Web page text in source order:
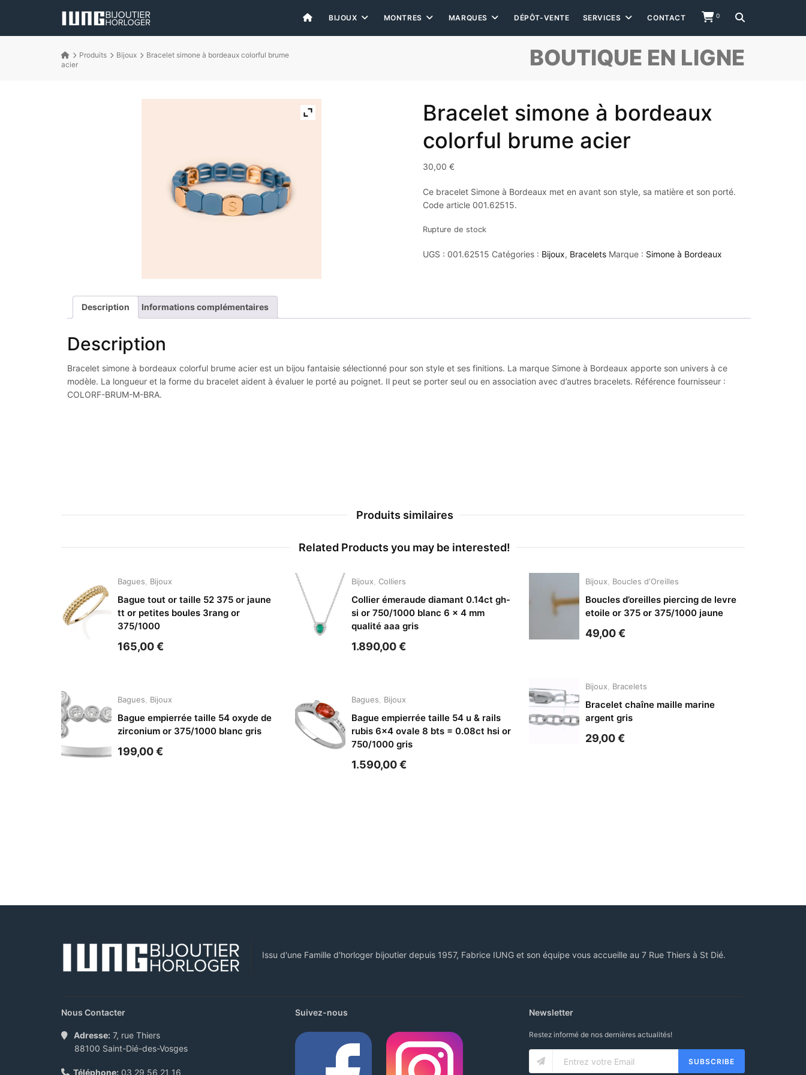
0
BIJOUX MONTRES MARQUES DÉPÔT-VENTE SERVICES CONTACT
BOUTIQUE EN LIGNE
Produits Bijoux
Bracelet simone à bordeaux colorful brume
acier
Bracelet simone à bordeaux
colorful brume acier
30,00 €
Ce bracelet Simone à Bordeaux met en avant son style, sa matière et son porté.
Code article 001.62515.
Rupture de stock
UGS : 001.62515 Catégories : Bijoux, Bracelets Marque : Simone à Bordeaux
Description Informations complémentaires
Description
Bracelet simone à bordeaux colorful brume acier est un bijou fantaisie sélectionné pour son style et ses finitions. La marque Simone à Bordeaux apporte son univers à ce
modèle. La longueur et la forme du bracelet aident à évaluer le porté au poignet. Il peut se porter seul ou en association avec d’autres bracelets. Référence fournisseur :
COLORF-BRUM-M-BRA.
Produits similaires
Related Products you may be interested!
Bagues Bijoux
Bague tout or taille 52 375 or jaune
tt or petites boules 3rang or
375/1000
165,00€
Bagues Bijoux
Bague empierrée taille 54 oxyde de
zirconium or 375/1000 blanc gris
199,00€
Bijoux Colliers
Collier émeraude diamant 0.14ct gh-
si or 750/1000 blanc 6 x 4 mm
qualité aaa gris
1.890,00€
Bagues Bijoux
Bague empierrée taille 54 u & rails
rubis 6×4 ovale 8 bts = 0.08ct hsi or
750/1000 gris
1.590,00€
Bijoux Boucles d'Oreilles
Boucles d’oreilles piercing de levre
etoile or 375 or 375/1000 jaune
49,00€
Bijoux Bracelets
Bracelet chaîne maille marine
argent gris
29,00€
Issu d'une Famille d'horloger bijoutier depuis 1957, Fabrice IUNG et son équipe vous accueille au 7 Rue Thiers à St Dié.
Nous Contacter
Adresse: 7, rue Thiers
88100 Saint-Dié-des-Vosges
Téléphone: 03 29 56 21 16
Suivez-nous Newsletter
Restez informé de nos dernières actualités!
SUBSCRIBE